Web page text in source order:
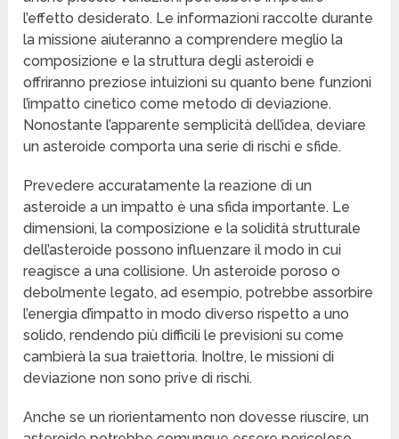
l’effetto desiderato. Le informazioni raccolte durante
la missione aiuteranno a comprendere meglio la
composizione e la struttura degli asteroidi e
offriranno preziose intuizioni su quanto bene funzioni
l’impatto cinetico come metodo di deviazione.
Nonostante l’apparente semplicità dell’idea, deviare
un asteroide comporta una serie di rischi e sfide.
Prevedere accuratamente la reazione di un
asteroide a un impatto è una sfida importante. Le
dimensioni, la composizione e la solidità strutturale
dell’asteroide possono influenzare il modo in cui
reagisce a una collisione. Un asteroide poroso o
debolmente legato, ad esempio, potrebbe assorbire
l’energia d’impatto in modo diverso rispetto a uno
solido, rendendo più difficili le previsioni su come
cambierà la sua traiettoria. Inoltre, le missioni di
deviazione non sono prive di rischi.
Anche se un riorientamento non dovesse riuscire, un